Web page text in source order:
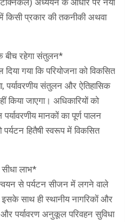
अध्ययन के आधार पर नया
में किसी प्रकार की तकनीकी अथवा
बीच रहेगा संतुलन*
गया कि परियोजना को विकसित
संतुलन और ऐतिहासिक
किया जाएगा। अधिकारियों को
पर्यावरणीय मानकों का पूर्ण पालन
हितैषी स्वरूप में विकसित
लाभ*
से पर्यटन सीजन में लगने वाले
साथ ही स्थानीय नागरिकों और
पर्यावरण अनुकूल परिवहन सुविधा